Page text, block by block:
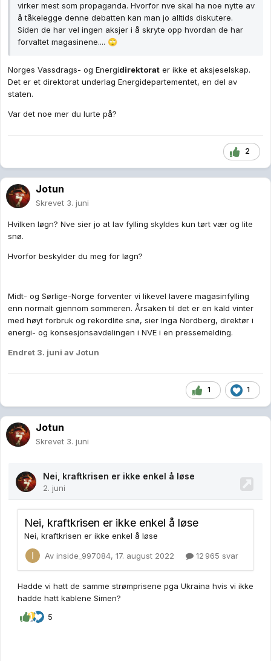
virker mest som propaganda. Hvorfor nve skal ha noe nytte av
å tåkelegge denne debatten kan man jo alltids diskutere.
Siden de har vel ingen aksjer i å skryte opp hvordan de har
forvaltet magasinene.... 🙄
Norges Vassdrags- og Energidirektorat er ikke et aksjeselskap.
Det er et direktorat underlag Energidepartementet, en del av
staten.
Var det noe mer du lurte på?
2
Jotun
Skrevet 3. juni
Hvilken løgn? Nve sier jo at lav fylling skyldes kun tørt vær og lite
snø.
Hvorfor beskylder du meg for løgn?
Midt- og Sørlige-Norge forventer vi likevel lavere magasinfylling
enn normalt gjennom sommeren. Årsaken til det er en kald vinter
med høyt forbruk og rekordlite snø, sier Inga Nordberg, direktør i
energi- og konsesjonsavdelingen i NVE i en pressemelding.
Endret 3. juni av Jotun
1 1
Jotun
Skrevet 3. juni